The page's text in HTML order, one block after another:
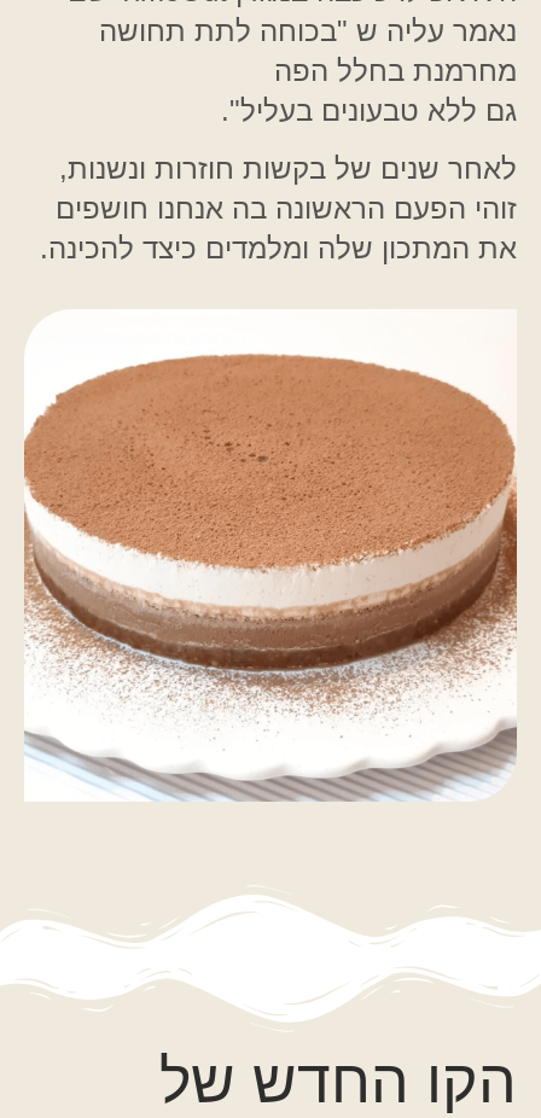
נאמר עליה ש "בכוחה לתת תחושה
מחרמנת בחלל הפה
גם ללא טבעונים בעליל".
לאחר שנים של בקשות חוזרות ונשנות,
זוהי הפעם הראשונה בה אנחנו חושפים
את המתכון שלה ומלמדים כיצד להכינה.
הקו החדש של